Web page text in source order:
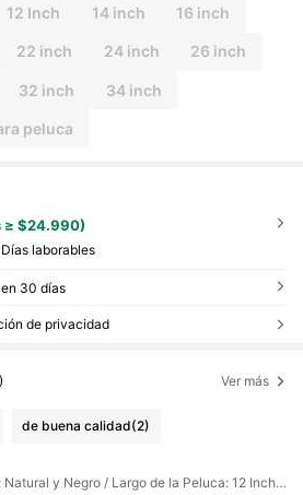
12 Inch 14 inch 16 inch
22 inch 24 inch 26 inch
32 inch 34 inch
peluca
≥ $24.990)
laborables
30 días
de privacidad
Ver más
de buena calidad(2)
Color: Natural y Negro / Largo de la Peluca: 12 Inch / Densidad y Sujeción: 200Density 13*4